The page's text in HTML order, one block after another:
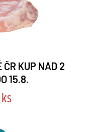
KUP NAD 2
15.8.